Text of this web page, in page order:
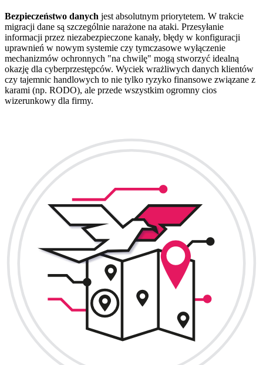
Bezpieczeństwo danych jest absolutnym priorytetem. W trakcie
migracji dane są szczególnie narażone na ataki. Przesyłanie
informacji przez niezabezpieczone kanały, błędy w konfiguracji
uprawnień w nowym systemie czy tymczasowe wyłączenie
mechanizmów ochronnych "na chwilę" mogą stworzyć idealną
okazję dla cyberprzestępców. Wyciek wrażliwych danych klientów
czy tajemnic handlowych to nie tylko ryzyko finansowe związane z
karami (np. RODO), ale przede wszystkim ogromny cios
wizerunkowy dla firmy.